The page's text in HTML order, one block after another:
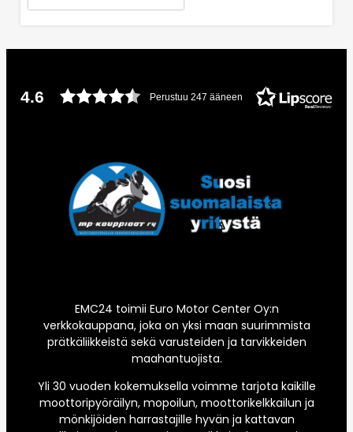
4.6 Perustuu 247 ääneen
EMC24 toimii Euro Motor Center Oy:n
verkkokauppana, joka on yksi maan suurimmista
prätkäliikkeistä sekä varusteiden ja tarvikkeiden
maahantuojista.
Yli 30 vuoden kokemuksella voimme tarjota kaikille
moottoripyöräilyn, mopoilun, moottorikelkkailun ja
mönkijöiden harrastajille hyvän ja kattavan